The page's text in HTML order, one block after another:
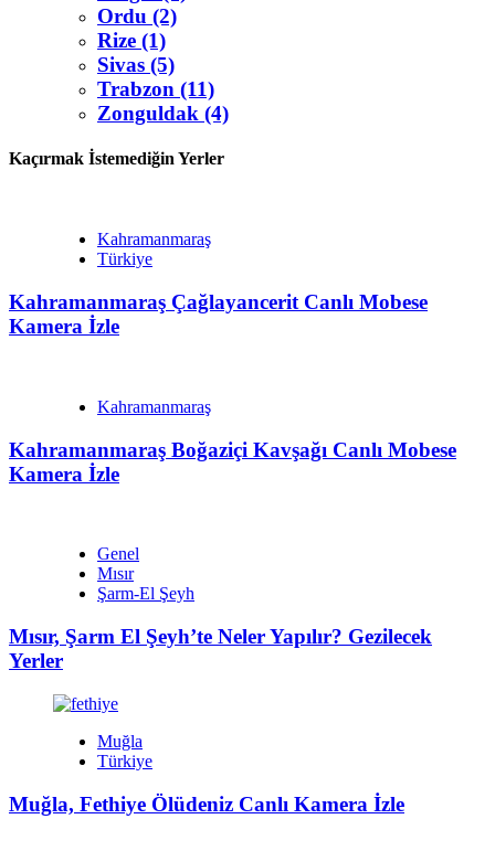
Ordu (2)
Rize (1)
Sivas (5)
Trabzon (11)
Zonguldak (4)
Kaçırmak İstemediğin Yerler
Kahramanmaraş
Türkiye
Kahramanmaraş Çağlayancerit Canlı Mobese
Kamera İzle
Kahramanmaraş
Kahramanmaraş Boğaziçi Kavşağı Canlı Mobese
Kamera İzle
Genel
Mısır
Şarm-El Şeyh
Mısır, Şarm El Şeyh’te Neler Yapılır? Gezilecek
Yerler
Muğla
Türkiye
Muğla, Fethiye Ölüdeniz Canlı Kamera İzle